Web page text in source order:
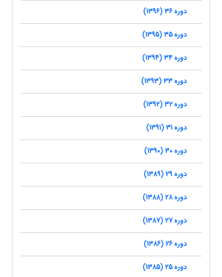
دوره 36 (1396)
دوره 35 (1395)
دوره 34 (1394)
دوره 33 (1393)
دوره 32 (1392)
دوره 31 (1391)
دوره 30 (1390)
دوره 29 (1389)
دوره 28 (1388)
دوره 27 (1387)
دوره 26 (1386)
دوره 25 (1385)